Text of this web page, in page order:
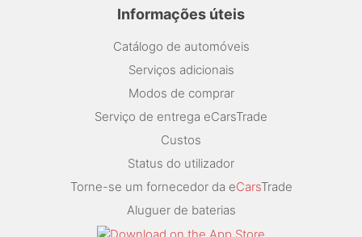
Informações úteis
Catálogo de automóveis
Serviços adicionais
Modos de comprar
Serviço de entrega eCarsTrade
Custos
Status do utilizador
Torne-se um fornecedor da eCarsTrade
Aluguer de baterias